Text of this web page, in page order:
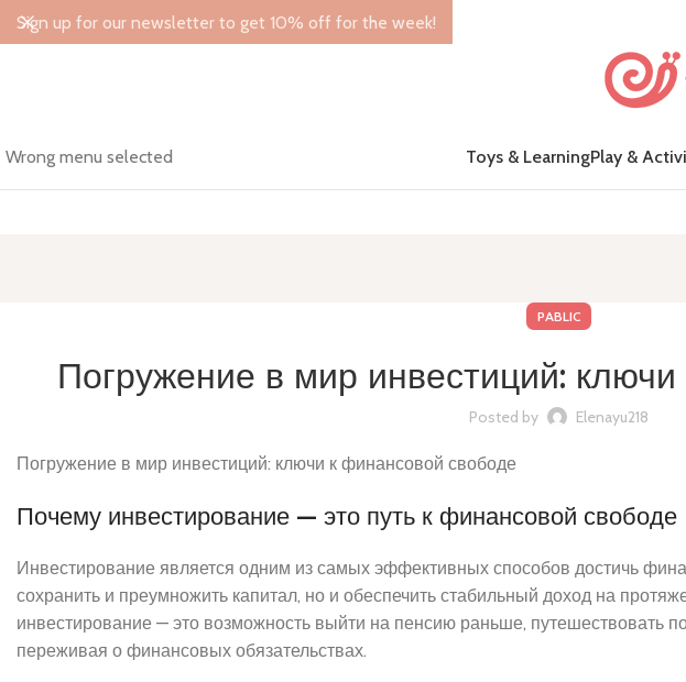
Wrong menu selected Toys & LearningPlay &
PABLIC
Погружение в мир инвестиций:
Posted by Elenayu218
Погружение в мир инвестиций: ключи к финансовой свободе
Почему инвестирование — это путь к финансовой свободе
Инвестирование является одним из самых эффективных способов достичь
сохранить и преумножить капитал, но и обеспечить стабильный доход на
инвестирование — это возможность выйти на пенсию раньше, путешествовать
переживая о финансовых обязательствах.
Sign up for our newsletter to get 10% off for the week!